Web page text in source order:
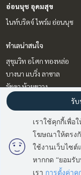
อ่อนนุช อุดมสุข
ไนท์บริดจ์ ไพร์ม อ่อนนุช
ทำเลน่าสนใจ
สุขุมวิท อโศก ทองหล่อ
บางนา แบริ่ง ลาซาล
รัชดา ห้วยขวาง
พระราม 9 เพชรบุรีตัดใหม่
ลาดพร้าว เซ็นทรัลลาดพร้า
อ่อนนุช อุดมสุข
วิทยุ ชิดลม หลังสวน
เราใช้คุกกี้เพื่อ
โฆษณาให้ตรงกั
ใช้งานเว็บไซต์
หากกด “ยอมรั
เรา การตั้งค่าคุ
รั